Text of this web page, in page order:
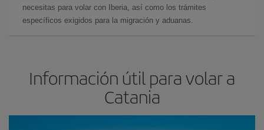
necesitas para volar con Iberia, así como los trámites
específicos exigidos para la migración y aduanas.
Información útil para volar a
Catania